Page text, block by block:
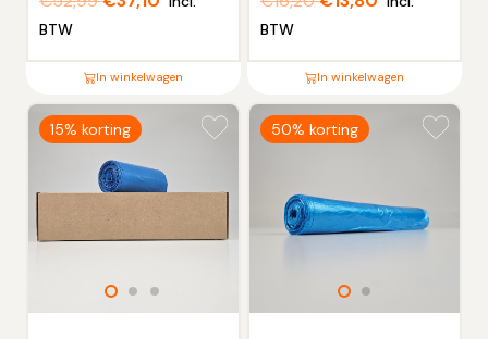
BTW
In winkelwagen
Dit
product
variaties.
Deze
BTW
In winkelwagen
Dit
product
variaties.
15% korting 50% korting